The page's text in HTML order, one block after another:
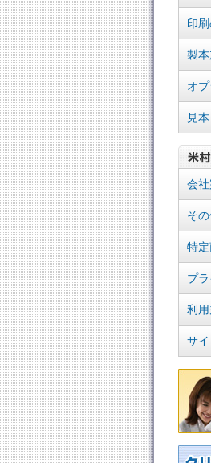
印
製
オ
見
会
そ
特
プ
利
サ